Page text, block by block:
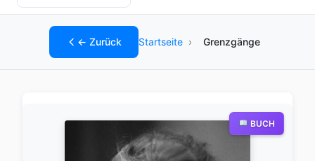
← Zurück Startseite › Grenzgänge
BUCH